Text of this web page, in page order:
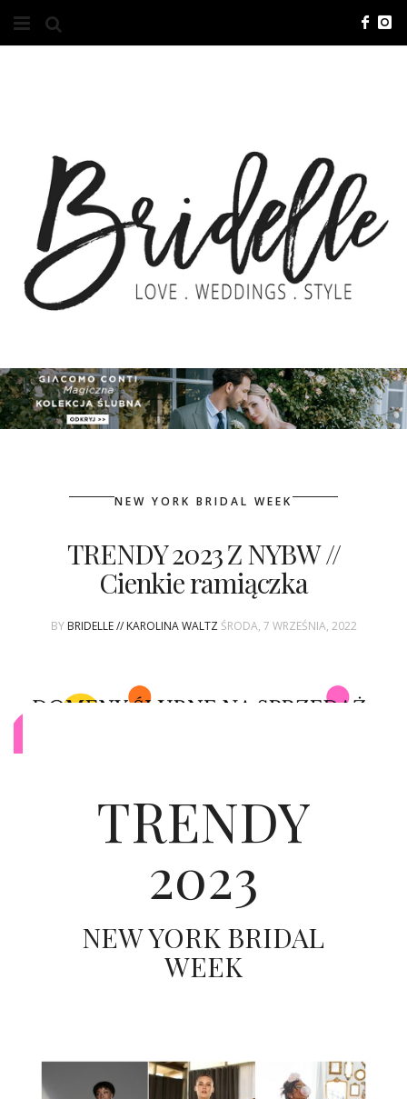
O NAS
KONTAKT
REKLAMA
ADVERTISING
ZGŁOSZENIA
KONKURSY
WASZE ŚLUBY
NEW YORK BRIDAL WEEK
TRENDY 2023 Z NYBW //
Cienkie ramiączka
BY BRIDELLE // KAROLINA WALTZ ŚRODA, 7 WRZEŚNIA, 2022
TRENDY
2023
NEW YORK BRIDAL
WEEK